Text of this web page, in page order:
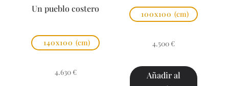
Un pueblo costero
140x100 (cm)
4.630 €
100x100 (cm)
4.500 €
Añadir al